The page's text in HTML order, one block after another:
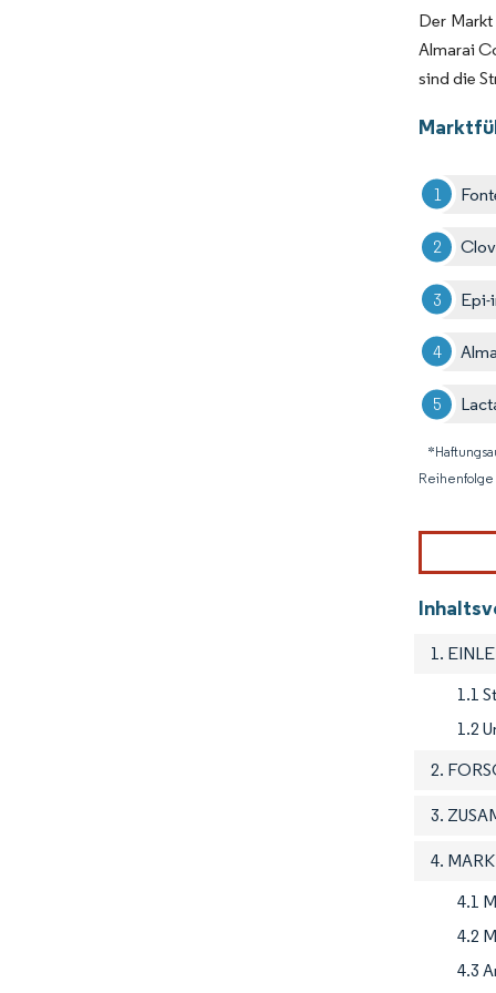
Der
Almarai
sind die
Epi-
1.
1.1
1.2
2.
3.
4.
4.1
4.2
4.3